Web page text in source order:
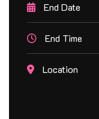
End Date
End Time
Location